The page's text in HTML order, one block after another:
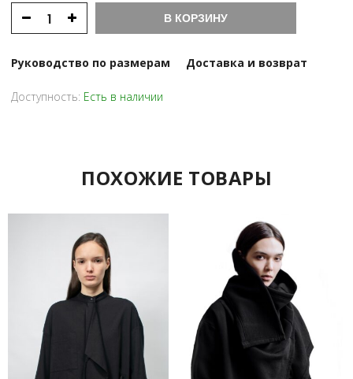
В КОРЗИНУ
Руководство по размерам Доставка и возврат
Доступность: Есть в наличии
ПОХОЖИЕ ТОВАРЫ